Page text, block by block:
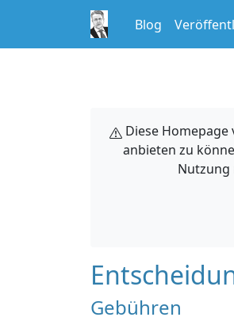
Blog
Diese
anbieten zu
Nutzung
Gebühren